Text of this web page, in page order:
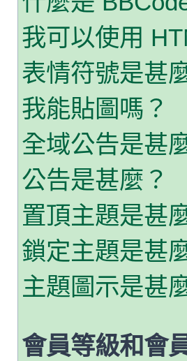
我可以使用
表情符號是甚
我能貼圖嗎？
全域公告是甚
公告是甚麼？
置頂主題是甚
鎖定主題是甚
主題圖示是甚
會員等級和會